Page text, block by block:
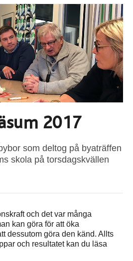
2017
som deltog på byaträffen
skola på torsdagskvällen
och det var många
kan göra för att öka
dessutom göra den känd. Allts
och resultatet kan du läsa